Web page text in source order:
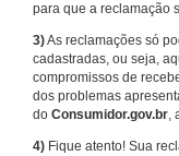
para que a reclamação
3)As reclamações só
cadastradas, ou seja,
compromissos de
dos problemas
do Consumidor.gov.br,
4) Fique atento! Sua